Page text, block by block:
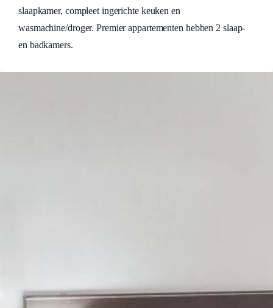
slaapkamer, compleet ingerichte keuken en
wasmachine/droger. Premier appartementen hebben 2 slaap-
en badkamers.